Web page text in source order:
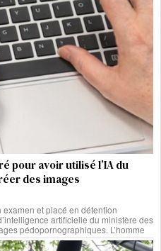
pour avoir utilisé l’IA du
des images
et placé en détention
artificielle du ministère des
pédopornographiques. L’homme